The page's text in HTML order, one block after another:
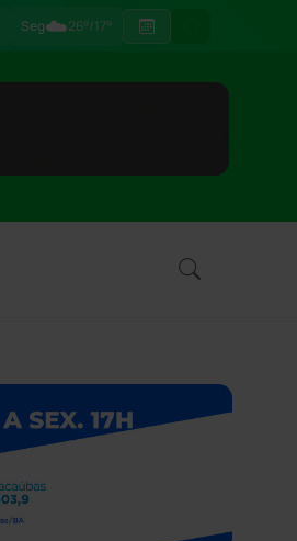
Seg☁️26°/17°